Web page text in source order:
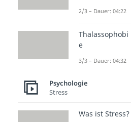
3 Arten
Soziale,
2/3 – Dauer: 04:22
Thalassophobi
e
3/3 – Dauer: 04:32
Psychologie
Stress
Was ist Stress?